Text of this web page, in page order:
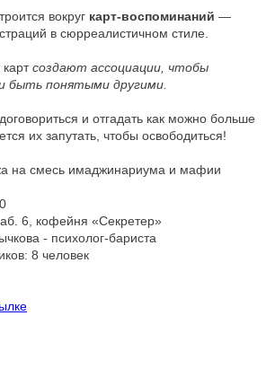
вокруг карт-воспоминаний —
в сюрреалистичном стиле.
создают ассоциации, чтобы
быть понятыми другими.
и отгадать как можно больше
их запутать, чтобы освободиться!
на смесь имаджинариума и мафии
6, кофейня «Секретер»
- психолог-бариста
8 человек